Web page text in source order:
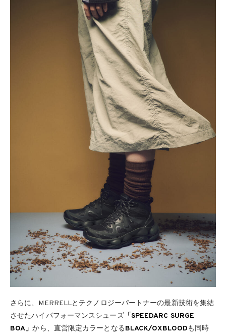
さらに、MERRELLとテクノロジーパートナーの最新技術を集結
させたハイパフォーマンスシューズ「SPEEDARC SURGE
BOA」から、直営限定カラーとなるBLACK/OXBLOODも同時